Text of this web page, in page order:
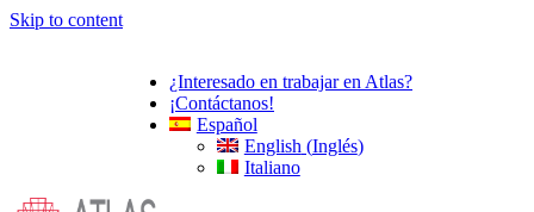
Skip to content
¿Interesado en trabajar en Atlas?
¡Contáctanos!
Español
English (Inglés)
Italiano